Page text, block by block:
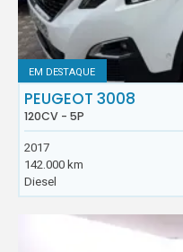
EM DESTAQUE
PEUGEOT 3008
120CV - 5P
2017
142.000 km
Diesel